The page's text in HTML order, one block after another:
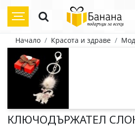
Начало Красота и здраве
КЛЮЧОДЪРЖАТЕЛ